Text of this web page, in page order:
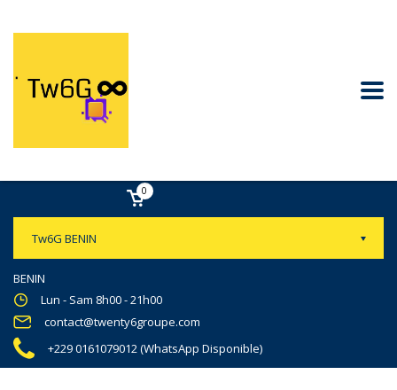
Tw6G BENIN
BENIN
Lun - Sam 8h00 - 21h00
contact@twenty6groupe.com
+229 0161079012 (WhatsApp Disponible)
0